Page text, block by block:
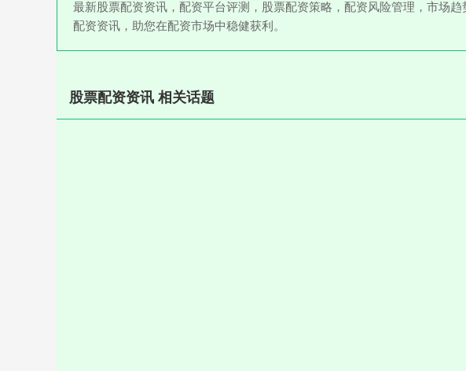
最新股票配资资讯，配资平台评测，股票配资策略，配资风险管理，市场
配资资讯，助您在配资市场中稳健获利。
股票配资资讯 相关话题